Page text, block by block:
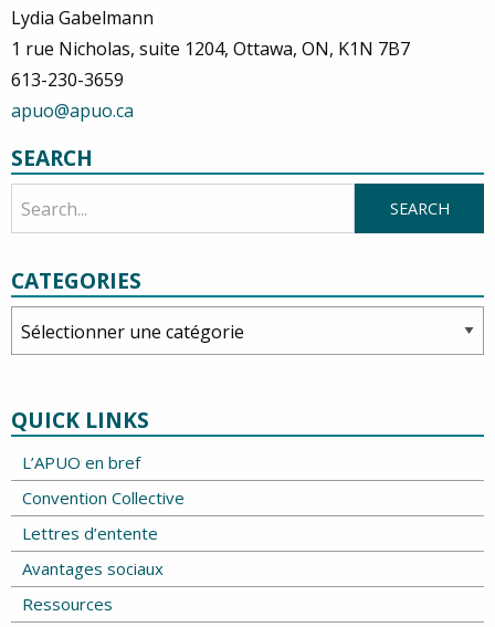
Lydia Gabelmann
1 rue Nicholas, suite 1204, Ottawa, ON, K1N 7B7
613-230-3659
apuo@apuo.ca
SEARCH
CATEGORIES
QUICK LINKS
L’APUO en bref
Convention Collective
Lettres d’entente
Avantages sociaux
Ressources